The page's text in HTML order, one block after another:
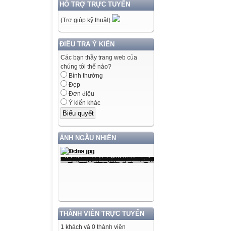
HỖ TRỢ TRỰC TUYẾN
(Trợ giúp kỹ thuật)
ĐIỀU TRA Ý KIẾN
Các bạn thầy trang web của
chúng tôi thế nào?
Bình thường
Đẹp
Đơn điệu
Ý kiến khác
ẢNH NGẪU NHIÊN
THÀNH VIÊN TRỰC TUYẾN
1 khách và 0 thành viên